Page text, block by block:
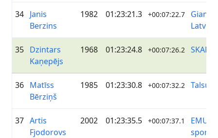
34 Janis
Berzins
1982 01:23:21.3 +00:07:22.7
Latvia
35 Dzintars
Kaņepējs
1968 01:23:24.8 +00:07:26.2
36 Matīss
Bērziņš
1985 01:23:30.8 +00:07:32.2 Talsu
37 Artis
Fjodorovs
2002 01:23:35.5 +00:07:37.1
EMU
sporta